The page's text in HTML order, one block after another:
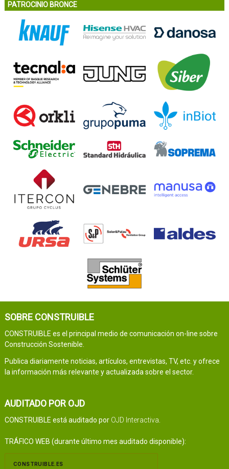
PATROCINIO BRONCE
SOBRE CONSTRUIBLE
CONSTRUIBLE es el principal medio de comunicación on-line sobre
Construcción Sostenible.
Publica diariamente noticias, artículos, entrevistas, TV, etc. y ofrece
la información más relevante y actualizada sobre el sector.
AUDITADO POR OJD
CONSTRUIBLE está auditado por OJD Interactiva
TRÁFICO WEB (durante último mes auditado disponible):